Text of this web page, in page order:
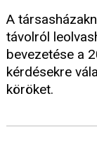
A
távolról
bevezetése a
kérdésekre
köröket.